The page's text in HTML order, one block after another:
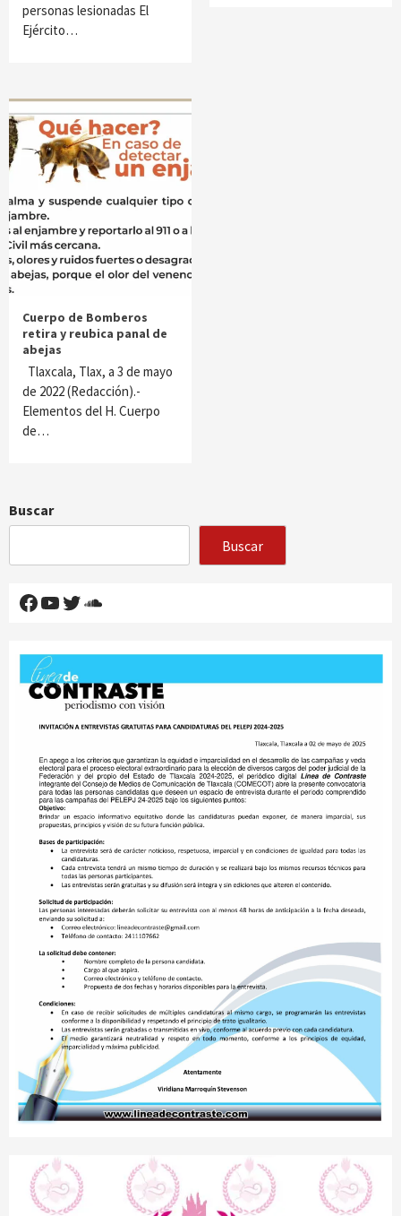
personas lesionadas El
Ejército…
Cuerpo de Bomberos
retira y reubica panal de
abejas
Tlaxcala, Tlax, a 3 de mayo
de 2022 (Redacción).-
Elementos del H. Cuerpo
de…
Buscar
Buscar
Facebook
YouTube
Twitter
SoundCloud